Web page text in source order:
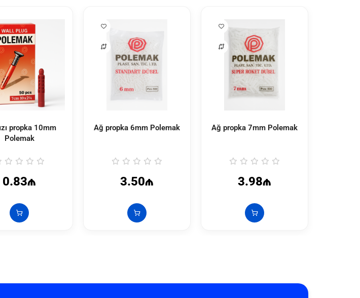
propka 10mm
Polemak
0.83₼
Ağ propka 6mm Polemak
3.50₼
Ağ propka 7mm Polemak
3.98₼